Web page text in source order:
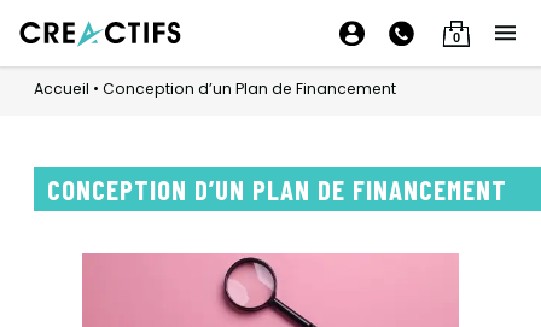
0
Accueil • Conception d’un Plan de Financement
CONCEPTION D’UN PLAN DE FINANCEMENT